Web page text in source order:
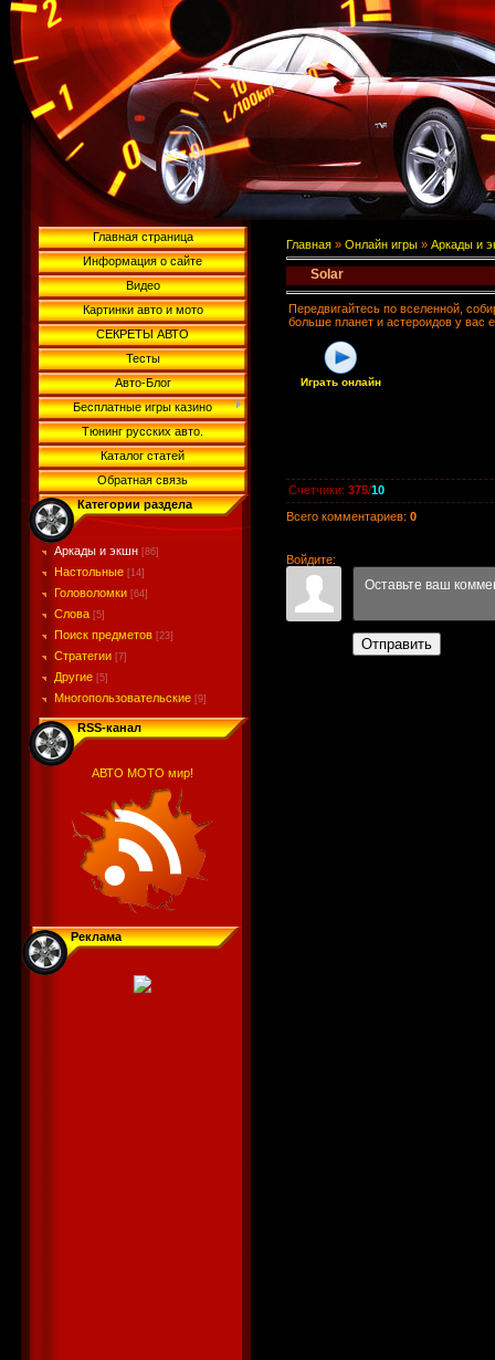
Главная страница
Информация о сайте
Видео
Картинки авто и мото
СЕКРЕТЫ АВТО
Тесты
Авто-Блог
Бесплатные игры казино
Тюнинг русских авто.
Каталог статей
Обратная связь
Категории раздела
Аркады и экшн [86]
Настольные [14]
Головоломки [64]
Слова [5]
Поиск предметов [23]
Стратегии [7]
Другие [5]
Многопользовательские [9]
RSS-канал
АВТО МОТО мир!
Реклама
Главная » Онлайн игры » Аркады и
Solar
Передвигайтесь по вселенной,
больше планет и астероидов у вас
Играть онлайн
Счетчики: 375/10
Всего комментариев: 0
Войдите:
Отправить